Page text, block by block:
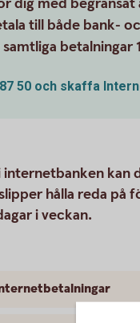
till både bank-
samtliga
50 och skaffa
internetbanken
hålla reda på
i veckan.